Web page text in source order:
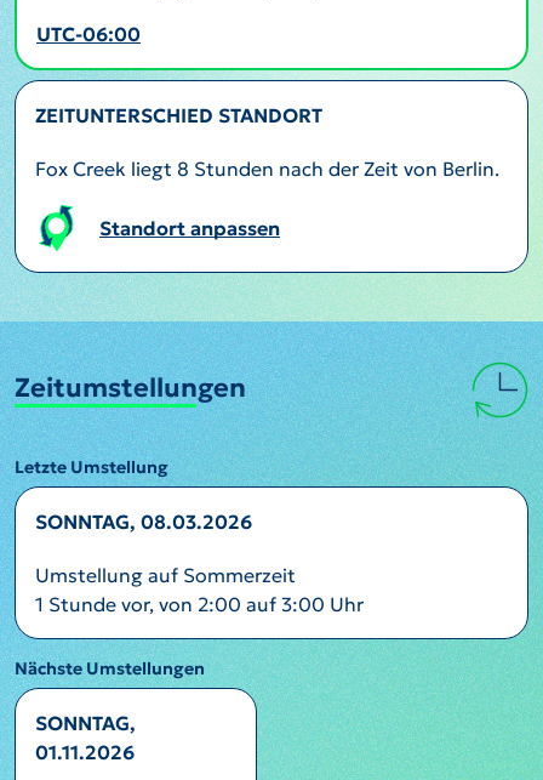
UTC-06:00
ZEITUNTERSCHIED STANDORT
Fox Creek liegt 8 Stunden nach der Zeit von Berlin.
Standort anpassen
Zeitumstellungen
Letzte Umstellung
SONNTAG, 08.03.2026
Umstellung auf Sommerzeit
1 Stunde vor, von 2:00 auf 3:00 Uhr
Nächste Umstellungen
SONNTAG,
01.11.2026